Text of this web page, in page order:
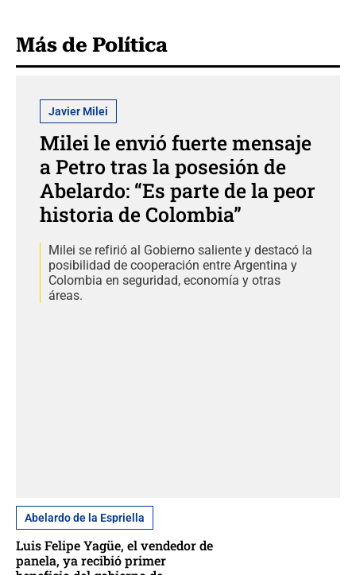
Más de Política
Javier Milei
Milei le envió fuerte mensaje
a Petro tras la posesión de
Abelardo: “Es parte de la peor
historia de Colombia”
Milei se refirió al Gobierno saliente y destacó la
posibilidad de cooperación entre Argentina y
Colombia en seguridad, economía y otras
áreas.
Abelardo de la Espriella
Luis Felipe Yagüe, el vendedor de
panela, ya recibió primer